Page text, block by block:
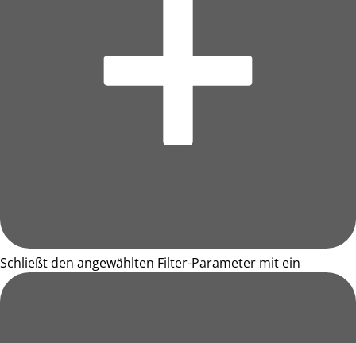
Schließt den angewählten Filter-Parameter mit ein